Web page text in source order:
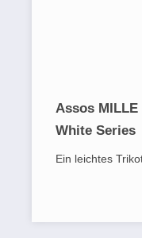
Assos MILLE
White Series
Ein leichtes